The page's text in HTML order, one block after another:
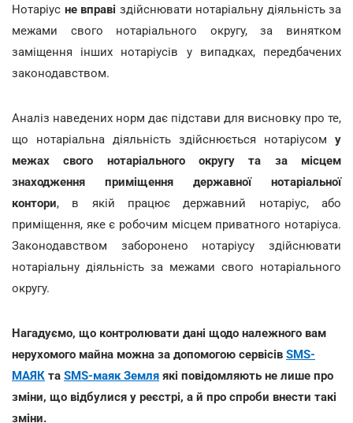
Нотаріус не вправі здійснювати нотаріальну діяльність за
межами свого нотаріального округу, за винятком
заміщення інших нотаріусів у випадках, передбачених
законодавством.
Аналіз наведених норм дає підстави для висновку про те,
що нотаріальна діяльність здійснюється нотаріусом у
межах свого нотаріального округу та за місцем
знаходження приміщення державної нотаріальної
контори, в якій працює державний нотаріус, або
приміщення, яке є робочим місцем приватного нотаріуса.
Законодавством заборонено нотаріусу здійснювати
нотаріальну діяльність за межами свого нотаріального
округу.
Нагадуємо, що контролювати дані щодо належного вам
нерухомого майна можна за допомогою сервісів SMS-
МАЯК та SMS-маяк Земля які повідомляють не лише про
зміни, що відбулися у реєстрі, а й про спроби внести такі
зміни.